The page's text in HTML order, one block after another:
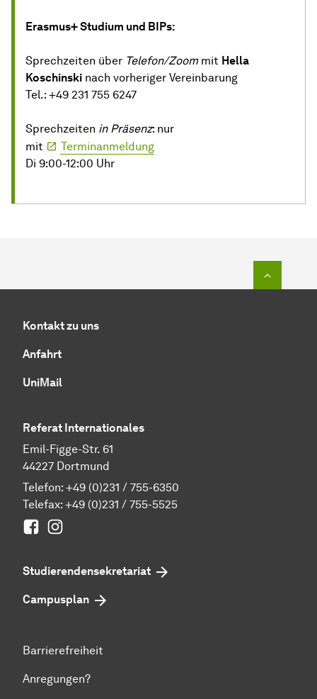
Erasmus+ Studium und BIPs:
Sprechzeiten über Telefon/Zoommit Hella
Koschinski nach vorheriger Vereinbarung
Tel.: +49 231 755 6247
Sprechzeiten in Präsenz: nur
mit
Terminanmeldung
Di 9:00-12:00 Uhr
Kontakt zu uns
Anfahrt
UniMail
Referat Internationales
Emil-Figge-Str. 61
44227 Dortmund
Telefon: +49 (0)231 / 755-6350
Telefax: +49 (0)231 / 755-5525
Facebook
Studierenden­sekretariat
Campusplan
Barrierefreiheit
Anregungen?